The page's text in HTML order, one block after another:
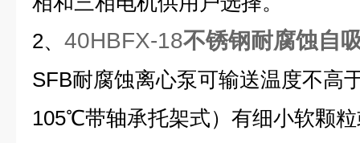
2、 40HBFX-18不锈钢耐腐蚀自
SFB耐腐蚀离心泵可输送温度不高
105℃带轴承托架式）有细小软颗